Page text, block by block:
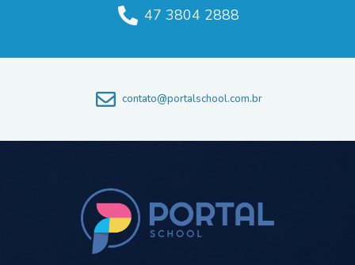
47 3804 2888
contato@portalschool.com.br